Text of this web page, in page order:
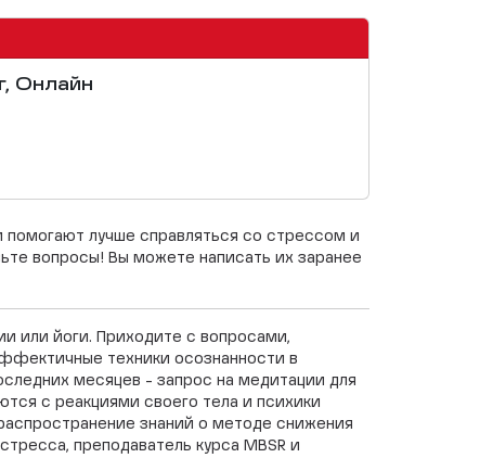
Онлайн
лучше справляться со стрессом и
вопросы! Вы можете написать их заранее
или йоги. Приходите с вопросами,
техники осознанности в
месяцев - запрос на медитации для
с реакциями своего тела и психики
знаний о методе снижения
преподаватель курса MBSR и